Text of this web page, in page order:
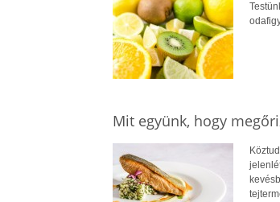
Mit együnk, hogy